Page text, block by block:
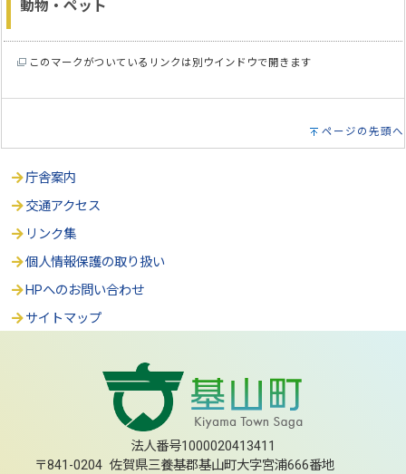
動物・ペット
このマークがついているリンクは別ウインドウで開きます
ページの先頭へ
庁舎案内
交通アクセス
リンク集
個人情報保護の取り扱い
HPへのお問い合わせ
サイトマップ
法人番号1000020413411
〒841-0204 佐賀県三養基郡基山町大字宮浦666番地